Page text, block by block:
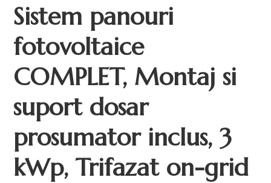
Sistem panouri
fotovoltaice
COMPLET, Montaj si
suport dosar
prosumator inclus, 3
kWp, Trifazat on-grid